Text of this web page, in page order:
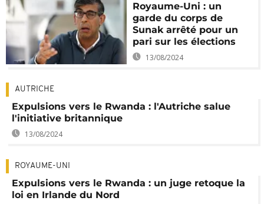
Royaume-Uni : un
garde du corps de
Sunak arrêté pour un
pari sur les élections
13/08/2024
AUTRICHE
Expulsions vers le Rwanda : l'Autriche salue
l'initiative britannique
13/08/2024
ROYAUME-UNI
Expulsions vers le Rwanda : un juge retoque la
loi en Irlande du Nord